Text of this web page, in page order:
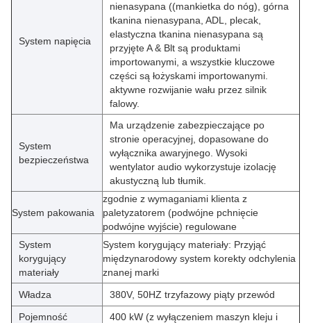
System napięcia
nienasypana ((mankietka do nóg), górna
tkanina nienasypana, ADL, plecak,
elastyczna tkanina nienasypana są
przyjęte A & Blt są produktami
importowanymi, a wszystkie kluczowe
części są łożyskami importowanymi.
aktywne rozwijanie wału przez silnik
falowy.
System
bezpieczeństwa
Ma urządzenie zabezpieczające po
stronie operacyjnej, dopasowane do
wyłącznika awaryjnego. Wysoki
wentylator audio wykorzystuje izolację
akustyczną lub tłumik.
System pakowania
zgodnie z wymaganiami klienta z
paletyzatorem (podwójne pchnięcie
podwójne wyjście) regulowane
System
korygujący
materiały
System korygujący materiały: Przyjąć
międzynarodowy system korekty odchylenia
znanej marki
Władza
380V, 50HZ trzyfazowy piąty przewód
Pojemność
400 kW (z wyłączeniem maszyn kleju i